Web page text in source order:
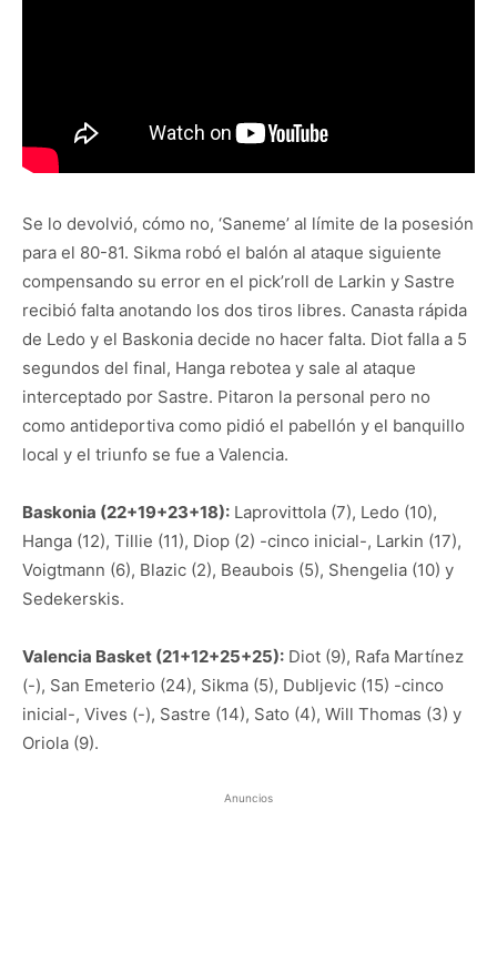
Se lo devolvió, cómo no, ‘Saneme’ al límite de la posesión
para el 80-81. Sikma robó el balón al ataque siguiente
compensando su error en el pick’roll de Larkin y Sastre
recibió falta anotando los dos tiros libres. Canasta rápida
de Ledo y el Baskonia decide no hacer falta. Diot falla a 5
segundos del final, Hanga rebotea y sale al ataque
interceptado por Sastre. Pitaron la personal pero no
como antideportiva como pidió el pabellón y el banquillo
local y el triunfo se fue a Valencia.
Baskonia (22+19+23+18): Laprovittola (7), Ledo (10),
Hanga (12), Tillie (11), Diop (2) -cinco inicial-, Larkin (17),
Voigtmann (6), Blazic (2), Beaubois (5), Shengelia (10) y
Sedekerskis.
Valencia Basket (21+12+25+25): Diot (9), Rafa Martínez
(-), San Emeterio (24), Sikma (5), Dubljevic (15) -cinco
inicial-, Vives (-), Sastre (14), Sato (4), Will Thomas (3) y
Oriola (9).
Anuncios